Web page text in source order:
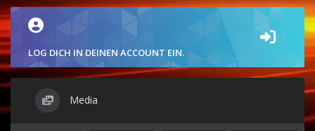
LOG DICH IN DEINEN ACCOUNT EIN.
Media